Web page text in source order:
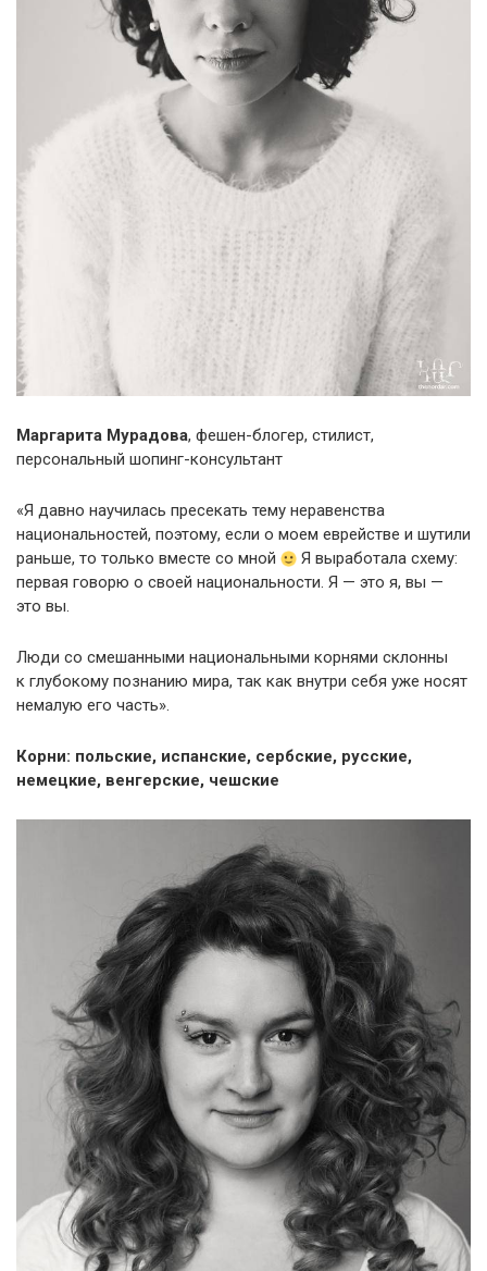
Маргарита Мурадова, фешен-блогер, стилист,
персональный шопинг-консультант
«Я давно научилась пресекать тему неравенства
национальностей, поэтому, если о моем еврействе и шутили
раньше, то только вместе со мной
Я выработала схему:
первая говорю о своей национальности. Я — это я, вы —
это вы.
Люди со смешанными национальными корнями склонны
к глубокому познанию мира, так как внутри себя уже носят
немалую его часть».
Корни: польские, испанские, сербские, русские,
немецкие, венгерские, чешские